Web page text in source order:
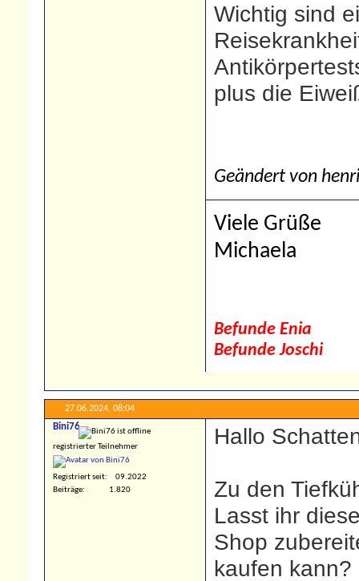
Wichtig sind
plus die
Geändert von
Viele Grüße
Michaela
Befunde Enia
Befunde Joschi
27.06.2024, 08:04
Bini76
registrierter Teilnehmer
Registriert seit
09.2022
Beiträge
1.820
Hallo
Zu den
Lasst ihr
Shop
kaufen kann?